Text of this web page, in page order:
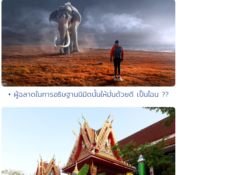
• ผู้ฉลาดในการอธิษฐานนิมิตนั้นให้มั่นด้วยดี เป็นไฉน ??